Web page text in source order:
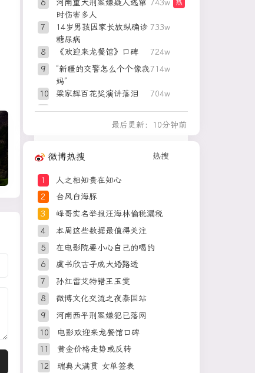
6
河南重大刑案嫌疑人逃窜
时伤害多人
743w 热
7
14岁男孩因家长放纵确诊
糖尿病
733w
8 《欢迎来龙餐馆》口碑
724w
9
“新疆的交警怎么个个像我
妈”
714w
10 梁家辉百花奖演讲落泪
704w
11
吴宜泽vs姚朋成
694w
这些燃气使用“偏方”千万
686w
13
河南重大刑事案嫌疑人落
676w
14
伊朗媒体发布伊朗最高领
15
永和豆浆创始人林炳生去
世
16
检测列车撞人致11死2伤
17
王菲看了窦靖童歌手总决
赛
637w
18
几元成本的AI广告导致千
万市值蒸发
19 闽超：莆田vs龙岩
20 直击苏超：无锡vs盐城
21
《龙餐馆》 战争版《药
神》
22
最后更新：10分钟前
微博热搜 热搜
1
人之相知贵在知心
2
台风白海豚
3
峰哥实名举报汪海林偷税漏税
4
本周这些数据最值得关注
5
在电影院要小心自己的喝的
6
虞书欣古子成大婚路透
7
孙红雷艾特错王玉雯
8
微博文化交流之夜泰国站
9
河南西平刑案嫌犯已落网
10
电影欢迎来龙餐馆口碑
11
黄金价格走势或反转
12
瑞典大满贯 女单签表